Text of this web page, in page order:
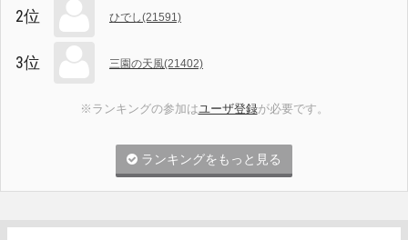
2位 ひでし(21591)
3位 三園の天風(21402)
※ランキングの参加はユーザ登録が必要です。
ランキングをもっと見る